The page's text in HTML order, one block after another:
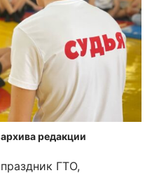
редакции
ГТО,